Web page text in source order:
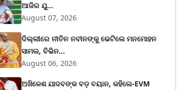
ଆଜିର ଯୁ...
August 07, 2026
ଦିଲ୍ଲୀରେ ନୀତିନ ନବୀନଙ୍କୁ ଭେଟିଲେ ମନମୋହନ
ସାମଲ, ବିଭିନ...
August 06, 2026
ଅଖିଳେଶ ଯାଦବଙ୍କ ବଡ଼ ବୟାନ, କହିଲେ-EVM